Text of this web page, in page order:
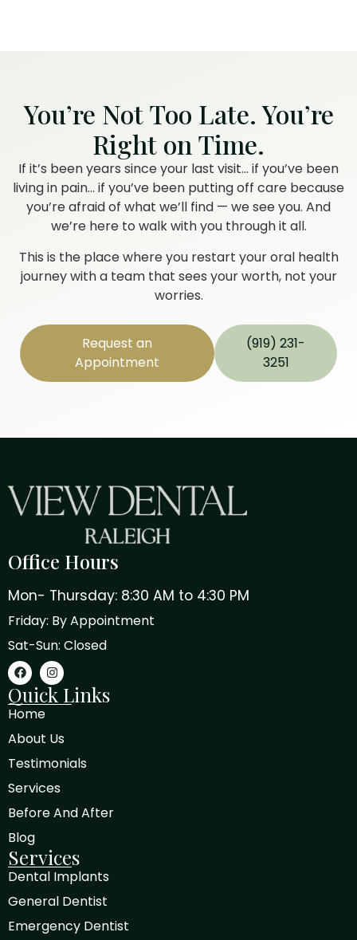
You’re Not Too Late. You’re
Right on Time.
If it’s been years since your last visit… if you’ve been
living in pain… if you’ve been putting off care because
you’re afraid of what we’ll find — we see you. And
we’re here to walk with you through it all.
This is the place where you restart your oral health
journey with a team that sees your worth, not your
worries.
Request an
Appointment
(919) 231-
3251
Office Hours
Mon- Thursday: 8:30 AM to 4:30 PM
Friday: By Appointment
Sat-Sun: Closed
Quick Links
Home
About Us
Testimonials
Services
Before And After
Blog
Services
Dental Implants
General Dentist
Emergency Dentist